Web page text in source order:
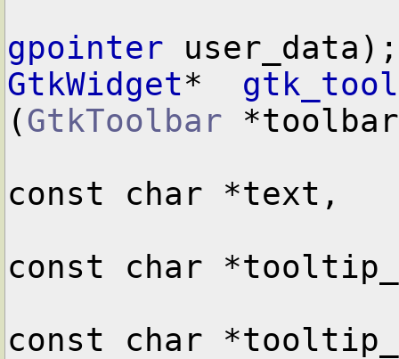
gpointer
GtkWidget*
(GtkToolbar
const char *text,
const char
const char